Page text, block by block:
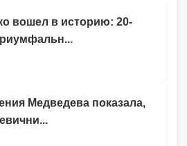
вошел в историю: 20-
Медведева показала,